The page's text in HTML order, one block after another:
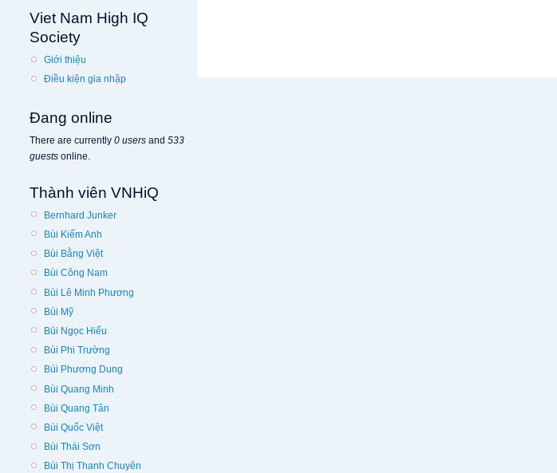
Viet Nam High IQ
Society
Giới thiệu
Điều kiện gia nhập
Đang online
There are currently 0 users and 533
guests online.
Thành viên VNHiQ
Bernhard Junker
Bùi Kiếm Anh
Bùi Bằng Việt
Bùi Công Nam
Bùi Lê Minh Phương
Bùi Mỹ
Bùi Ngọc Hiếu
Bùi Phi Trường
Bùi Phương Dung
Bùi Quang Minh
Bùi Quang Tân
Bùi Quốc Việt
Bùi Thái Sơn
Bùi Thị Thanh Chuyên